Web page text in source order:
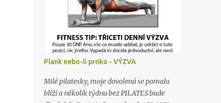
Plank nebo-li prnko - VÝZVA
Milé pilatesky, moje dovolená se pomalu
blíží a několik týdnu bez PILATES bude